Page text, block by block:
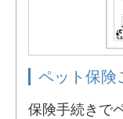
ペット保
保険手続きで